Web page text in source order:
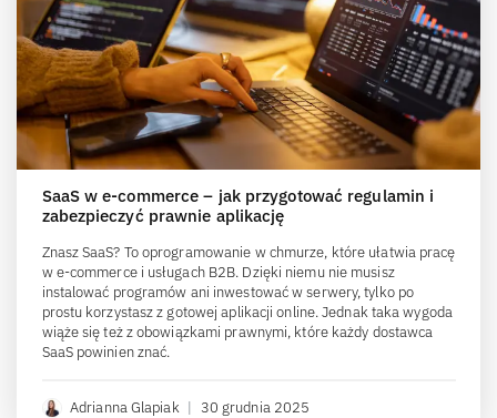
SaaS w e-commerce – jak przygotować regulamin i
zabezpieczyć prawnie aplikację
Znasz SaaS? To oprogramowanie w chmurze, które ułatwia pracę
w e-commerce i usługach B2B. Dzięki niemu nie musisz
instalować programów ani inwestować w serwery, tylko po
prostu korzystasz z gotowej aplikacji online. Jednak taka wygoda
wiąże się też z obowiązkami prawnymi, które każdy dostawca
SaaS powinien znać.
Adrianna Glapiak | 30 grudnia 2025